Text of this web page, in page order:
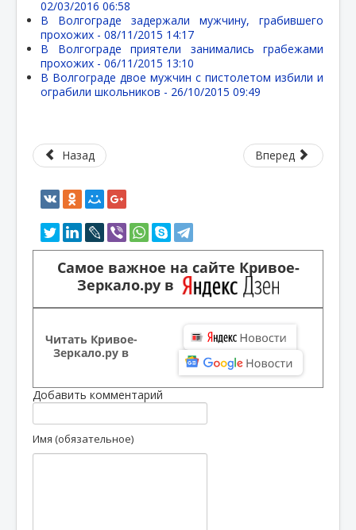
02/03/2016 06:58
В Волгограде задержали мужчину, грабившего
прохожих - 08/11/2015 14:17
В Волгограде приятели занимались грабежами
прохожих - 06/11/2015 13:10
В Волгограде двое мужчин с пистолетом избили и
ограбили школьников - 26/10/2015 09:49
Назад Вперед
Самое важное на сайте Кривое-
Зеркало.ру в
Читать Кривое-
Зеркало.ру в
Добавить комментарий
Имя (обязательное)